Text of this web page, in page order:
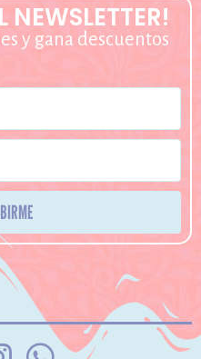
NEWSLETTER!
y gana descuentos